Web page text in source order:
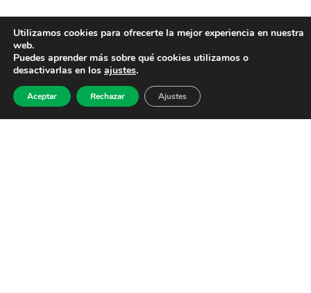
Utilizamos cookies para ofrecerte la mejor experiencia en nuestra
web.
Puedes aprender más sobre qué cookies utilizamos o
desactivarlas en los ajustes.
Aceptar Rechazar Ajustes